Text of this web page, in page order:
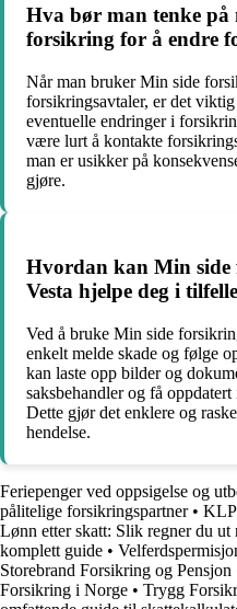
Hva bør man tenke
forsikring for å endre
Når man bruker Min side
forsikringsavtaler, er det
eventuelle endringer i
være lurt å kontakte
man er usikker på
gjøre.
Hvordan kan Min
Vesta hjelpe deg i
Ved å bruke Min side
enkelt melde skade og følge
kan laste opp bilder og
saksbehandler og få
Dette gjør det enklere og
hendelse.
Feriepenger ved oppsigelse og
pålitelige forsikringspartner• KLP
Lønn etter skatt: Slik regner du ut
komplett guide •
Storebrand Forsikring og Pensjon
Forsikring i Norge • Trygg